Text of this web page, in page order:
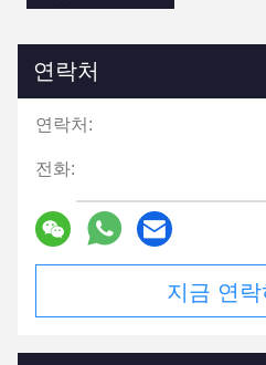
연락처
연락처:
전화:
지금 연락